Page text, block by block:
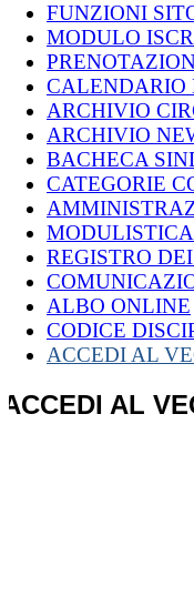
FUNZIONI
MODULO
CALENDARIO
ARCHIVIO
ARCHIVIO
BACHECA
CATEGORIE
MODULISTICA
REGISTRO
ALBO ONLINE
CODICE
ACCEDI AL
ACCEDI AL